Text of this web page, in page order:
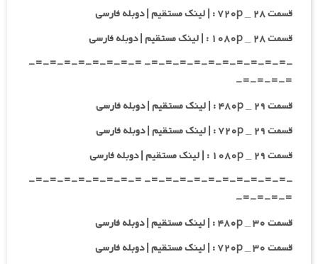
قسمت ۲۸ _ ۷۲۰p : | لینک مستقیم | دوبله فارسی
قسمت ۲۸ _ ۱۰۸۰p : | لینک مستقیم | دوبله فارسی
-=-=-=-=-=-=-=-=-=-=- =-=-=-=-=-=-=-=-
=-=-=-=-
قسمت ۲۹ _ ۴۸۰p : | لینک مستقیم | دوبله فارسی
قسمت ۲۹ _ ۷۲۰p : | لینک مستقیم | دوبله فارسی
قسمت ۲۹ _ ۱۰۸۰p : | لینک مستقیم | دوبله فارسی
-=-=-=-=-=-=-=-=-=-=- =-=-=-=-=-=-=-=-
=-=-=-=-
قسمت ۳۰ _ ۴۸۰p : | لینک مستقیم | دوبله فارسی
قسمت ۳۰ _ ۷۲۰p : | لینک مستقیم | دوبله فارسی